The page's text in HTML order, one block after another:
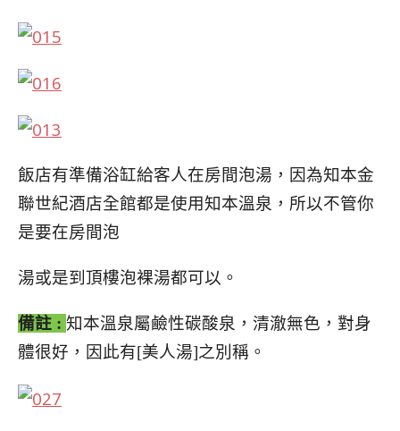
飯店有準備浴缸給客人在房間泡湯，因為知本金
聯世紀酒店全館都是使用知本溫泉，所以不管你
是要在房間泡
湯或是到頂樓泡裸湯都可以。
備註 : 知本溫泉屬鹼性碳酸泉，清澈無色，對身
體很好 ，因此有[美人湯]之別稱。